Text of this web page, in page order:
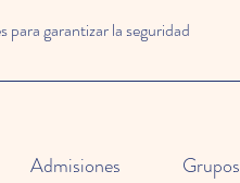
garantizar la seguridad
Admisiones Grupos